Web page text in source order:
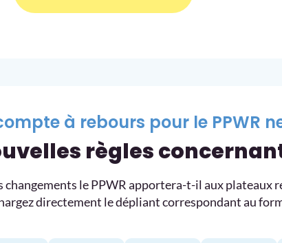
à rebours pour le PPWR
règles
changements le PPWR apportera-t-il aux plateaux
directement le dépliant correspondant au